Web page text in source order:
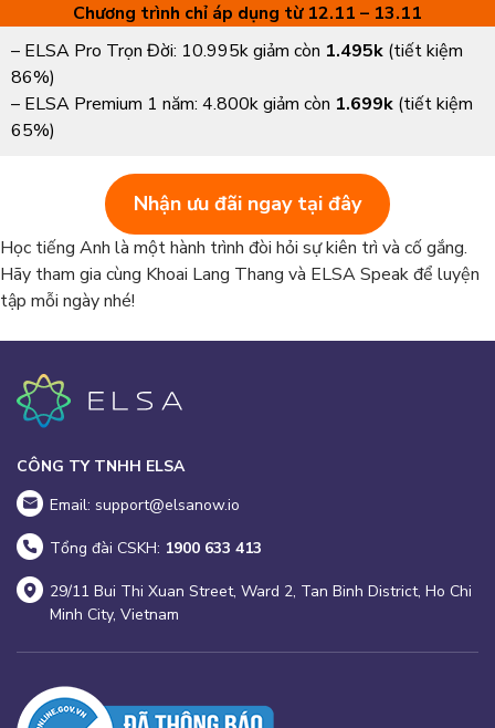
Chương trình chỉ áp dụng từ 12.11 – 13.11
– ELSA Pro Trọn Đời: 10.995k giảm còn 1.495k (tiết kiệm
86%)
– ELSA Premium 1 năm: 4.800k giảm còn 1.699k (tiết kiệm
65%)
Nhận ưu đãi ngay tại đây
Học tiếng Anh là một hành trình đòi hỏi sự kiên trì và cố gắng.
Hãy tham gia cùng Khoai Lang Thang và ELSA Speak để luyện
tập mỗi ngày nhé!
CÔNG TY TNHH ELSA
Email: support@elsanow.io
Tổng đài CSKH: 1900 633 413
29/11 Bui Thi Xuan Street, Ward 2, Tan Binh District, Ho Chi
Minh City, Vietnam